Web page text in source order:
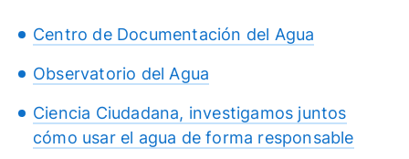
Centro de Documentación del Agua
Observatorio del Agua
Ciencia Ciudadana, investigamos juntos
cómo usar el agua de forma responsable